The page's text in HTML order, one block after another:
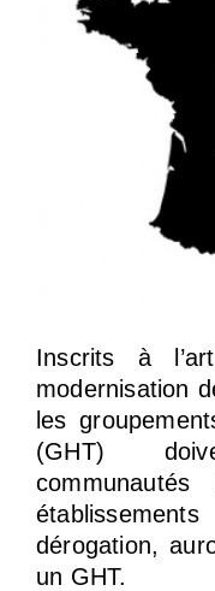
Inscrits à
modernisation
les
(GHT)
dérogation,
un GHT.